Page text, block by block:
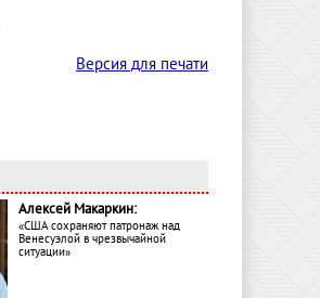
Версия для печати
Алексей Макаркин:
«США сохраняют патронаж над
Венесуэлой в чрезвычайной
ситуации»